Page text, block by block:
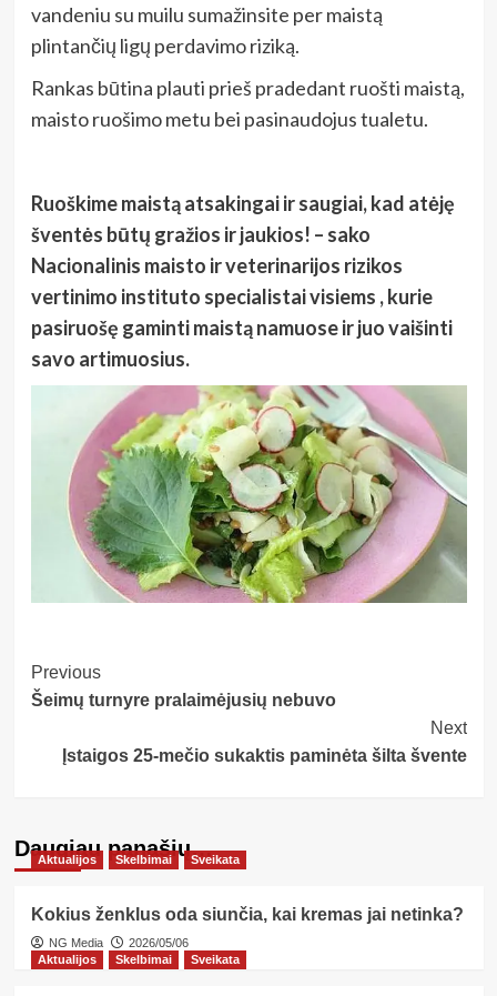
vandeniu su muilu sumažinsite per maistą
plintančių ligų perdavimo riziką.
Rankas būtina plauti prieš pradedant ruošti maistą,
maisto ruošimo metu bei pasinaudojus tualetu.
Ruoškime maistą atsakingai ir saugiai, kad atėję
šventės būtų gražios ir jaukios! – sako
Nacionalinis maisto ir veterinarijos rizikos
vertinimo instituto specialistai visiems , kurie
pasiruošę gaminti maistą namuose ir juo vaišinti
savo artimuosius.
Post
Navigation
Previous
Šeimų turnyre pralaimėjusių nebuvo
Next
Įstaigos 25-mečio sukaktis paminėta šilta švente
Daugiau panašių…
Aktualijos Skelbimai Sveikata
Kokius ženklus oda siunčia, kai kremas jai netinka?
NG Media
2026/05/06
Aktualijos
Skelbimai Sveikata